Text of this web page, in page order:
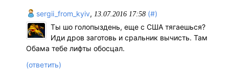
sergii_from_kyiv, 13.07.2016 17:58 (#)
Ты шо голопыздень, еще с США тягаешься?
Иди дров заготовь и сральник вычисть. Там
Обама тебе лифты обосцал.
(ответить)